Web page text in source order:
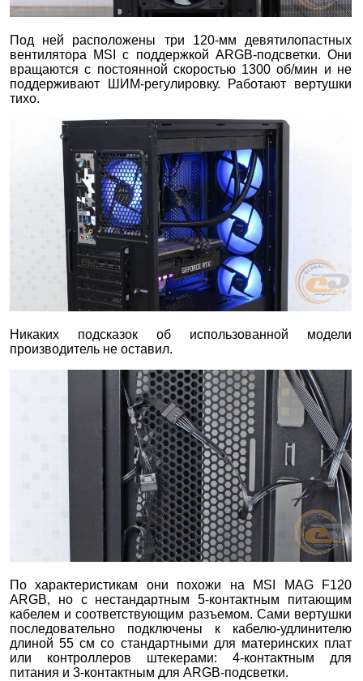
Под ней расположены три 120-мм девятилопастных
вентилятора MSI с поддержкой ARGB-подсветки. Они
вращаются с постоянной скоростью 1300 об/мин и не
поддерживают ШИМ-регулировку. Работают вертушки
тихо.
Никаких подсказок об использованной модели
производитель не оставил.
По характеристикам они похожи на MSI MAG F120
ARGB, но с нестандартным 5-контактным питающим
кабелем и соответствующим разъемом. Сами вертушки
последовательно подключены к кабелю-удлинителю
длиной 55 см со стандартными для материнских плат
или контроллеров штекерами: 4-контактным для
питания и 3-контактным для ARGB-подсветки.